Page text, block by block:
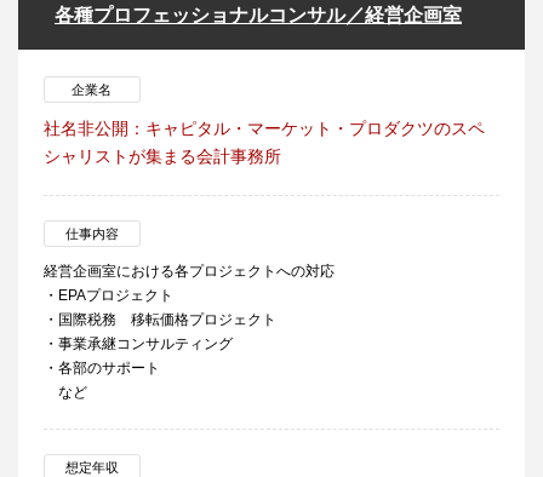
各種プロフェッショナルコンサル／経営企画室
企業名
社名非公開：キャピタル・マーケット・プロダクツのスペ
シャリストが集まる会計事務所
仕事内容
経営企画室における各プロジェクトへの対応
・EPAプロジェクト
・国際税務 移転価格プロジェクト
・事業承継コンサルティング
・各部のサポート
など
想定年収